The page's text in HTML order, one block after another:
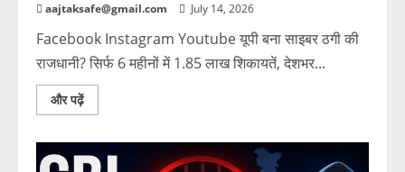
aajtaksafe@gmail.com July 14, 2026
Facebook Instagram Youtube यूपी बना साइबर ठगी की
राजधानी? सिर्फ 6 महीनों में 1.85 लाख शिकायतें, देशभर...
और पढ़ें